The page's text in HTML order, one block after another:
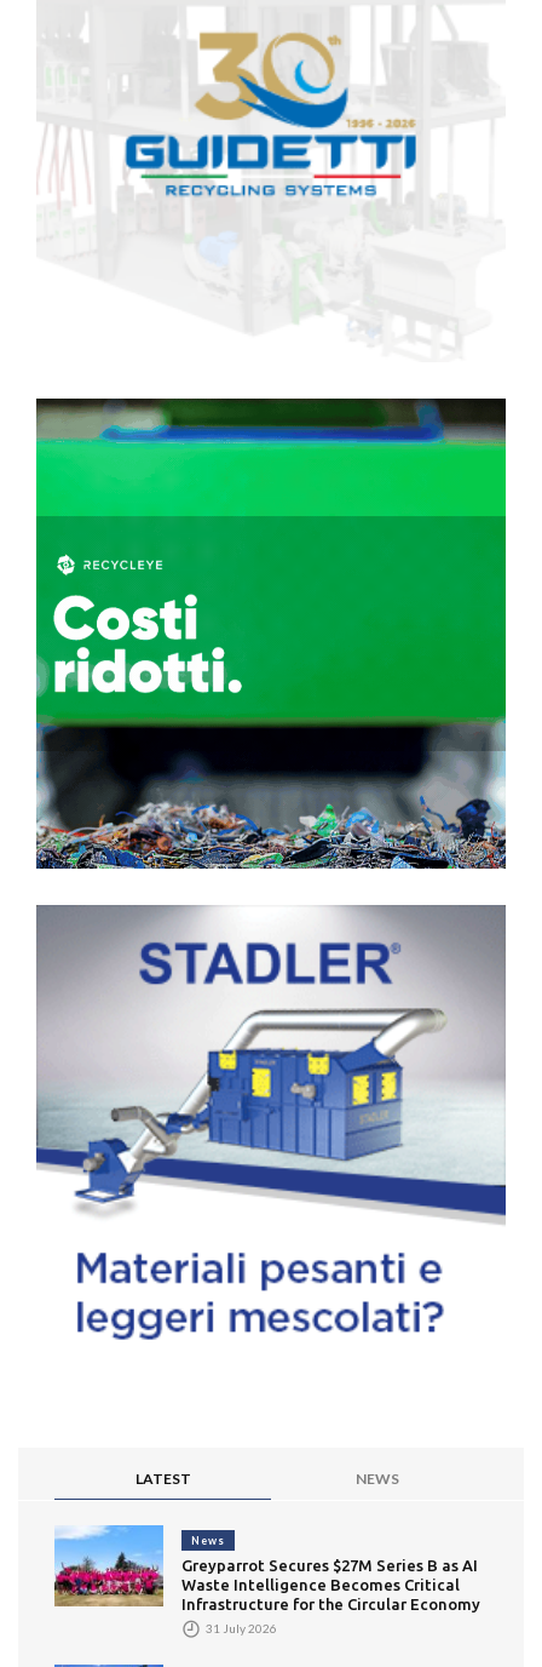
LATEST NEWS
News
Greyparrot Secures $27M Series B as AI
Waste Intelligence Becomes Critical
Infrastructure for the Circular Economy
31 July 2026